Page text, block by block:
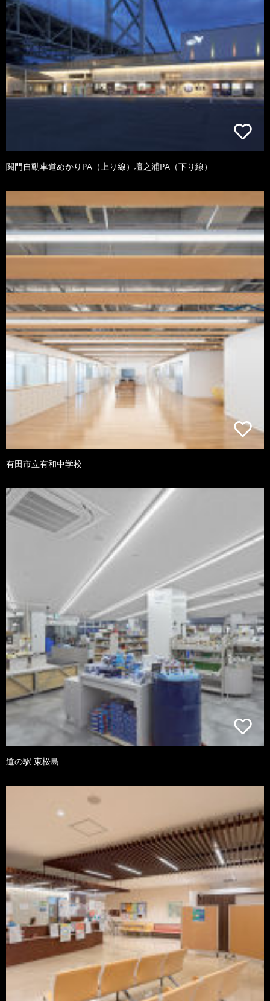
関門自動車道めかりPA（上り線）壇之浦PA（下り線）
有田市立有和中学校
道の駅 東松島